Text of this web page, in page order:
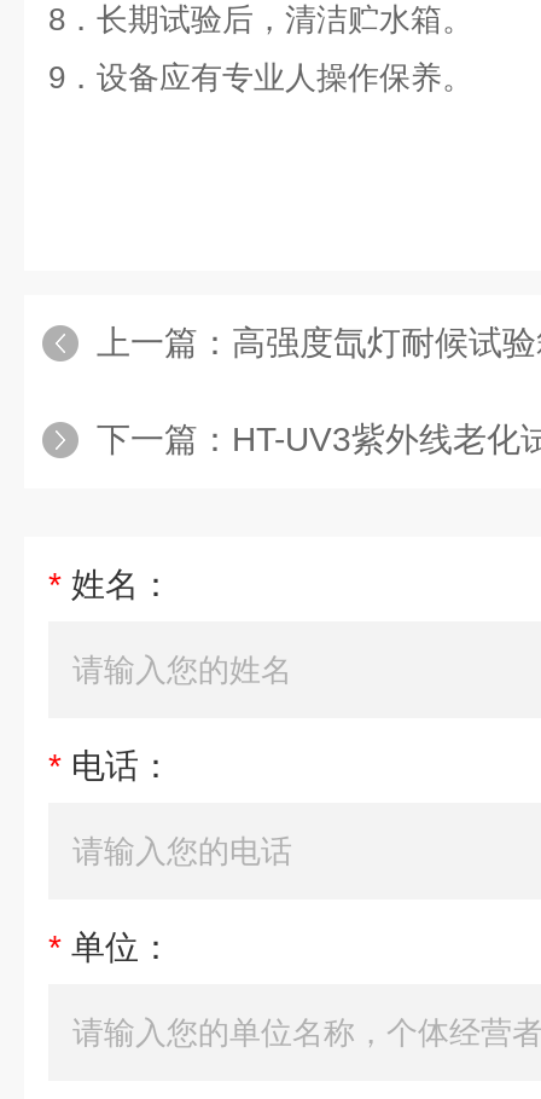
8．长期试验后，清洁贮水箱。
9．设备应有专业人操作保养。
上一篇： 高强度氙灯耐候试
下一篇： HT-UV3紫外线老化试验
* 姓名：
* 电话：
* 单位：